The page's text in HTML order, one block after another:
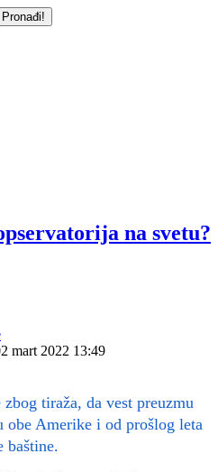
Pronađi!
na svetu?
mart 2022 13:49
tiraža, da vest preuzmu
Amerike i od prošlog leta
baštine.